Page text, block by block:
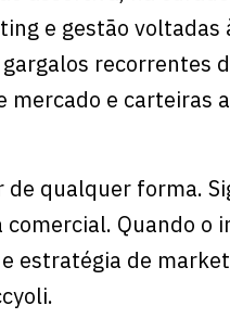
e gestão voltadas
recorrentes
mercado e carteiras
de qualquer forma.
Quando o
estratégia de